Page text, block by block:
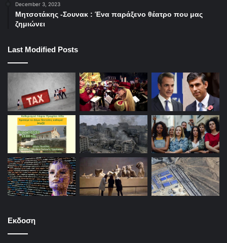
December 3, 2023
Μητσοτάκης -Σουνακ : Ένα παράξενο θέατρο που μας
ζημιώνει
Last Modified Posts
Εκδοση